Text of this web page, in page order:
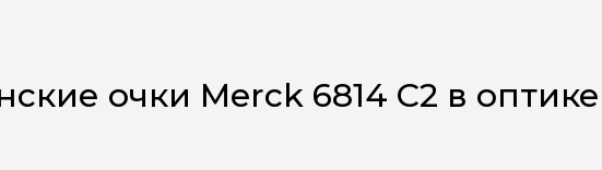
очки Merck 6814 C2 в